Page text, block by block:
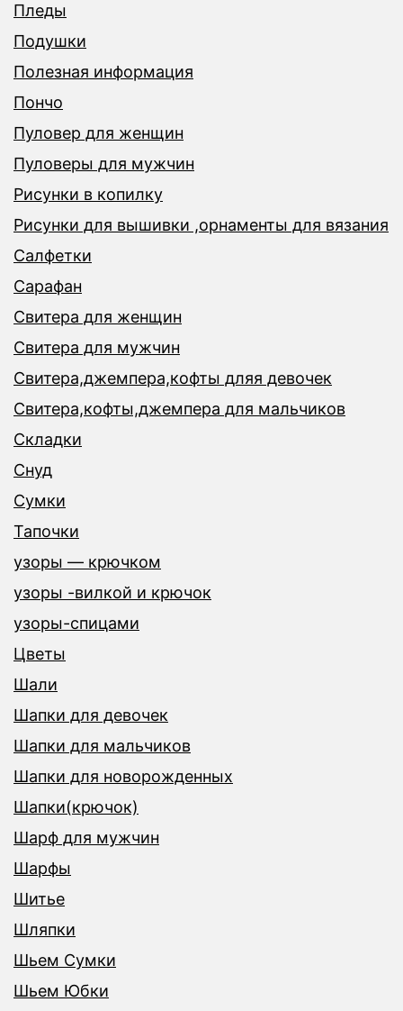
Пледы
Подушки
Полезная информация
Пончо
Пуловер для женщин
Пуловеры для мужчин
Рисунки в копилку
Рисунки для вышивки ,орнаменты для вязания
Салфетки
Сарафан
Свитера для женщин
Свитера для мужчин
Свитера,джемпера,кофты дляя девочек
Свитера,кофты,джемпера для мальчиков
Складки
Снуд
Сумки
Тапочки
узоры — крючком
узоры -вилкой и крючок
узоры-спицами
Цветы
Шали
Шапки для девочек
Шапки для мальчиков
Шапки для новорожденных
Шапки(крючок)
Шарф для мужчин
Шарфы
Шитье
Шляпки
Шьем Сумки
Шьем Юбки